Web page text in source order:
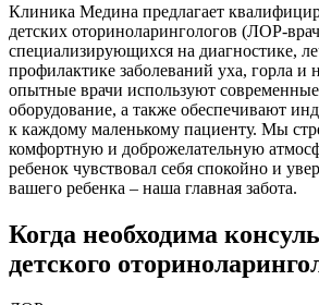
Клиника Медина предлагает
детских оториноларингологов (ЛОР-
специализирующихся на диагностике,
профилактике заболеваний уха, горла и
опытные врачи используют
оборудование, а также обеспечивают
к каждому маленькому пациенту. Мы
комфортную и доброжелательную
ребенок чувствовал себя спокойно и
вашего ребенка – наша главная забота.
Когда необходима
детского